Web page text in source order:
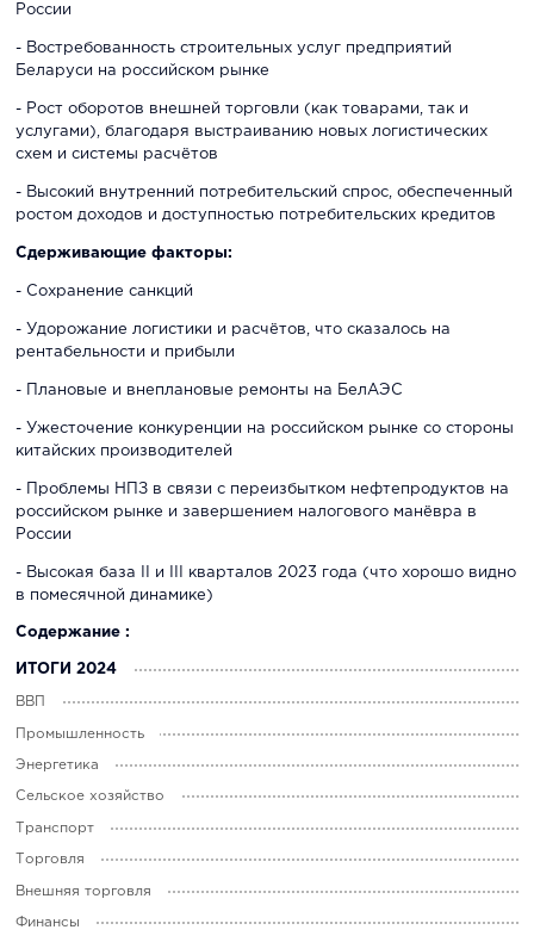
России
- Востребованность строительных услуг предприятий
Беларуси на российском рынке
- Рост оборотов внешней торговли (как товарами, так и
услугами), благодаря выстраиванию новых логистических
схем и системы расчётов
- Высокий внутренний потребительский спрос, обеспеченный
ростом доходов и доступностью потребительских кредитов
Сдерживающие факторы:
- Сохранение санкций
- Удорожание логистики и расчётов, что сказалось на
рентабельности и прибыли
- Плановые и внеплановые ремонты на БелАЭС
- Ужесточение конкуренции на российском рынке со стороны
китайских производителей
- Проблемы НПЗ в связи с переизбытком нефтепродуктов на
российском рынке и завершением налогового манёвра в
России
- Высокая база II и III кварталов 2023 года (что хорошо видно
в помесячной динамике)
Содержание :
ИТОГИ 2024
ВВП
Промышленность
Энергетика
Сельское хозяйство
Транспорт
Торговля
Внешняя торговля
Финансы